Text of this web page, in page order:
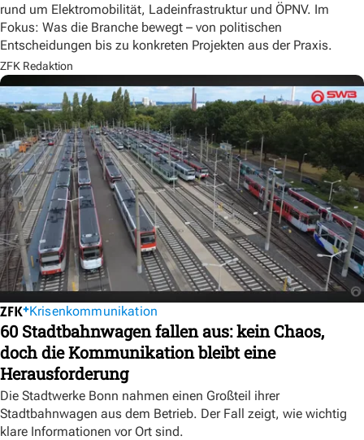
rund um Elektromobilität, Ladeinfrastruktur und ÖPNV. Im
Fokus: Was die Branche bewegt – von politischen
Entscheidungen bis zu konkreten Projekten aus der Praxis.
ZFK Redaktion
Krisenkommunikation
60 Stadtbahnwagen fallen aus: kein Chaos,
doch die Kommunikation bleibt eine
Herausforderung
Die Stadtwerke Bonn nahmen einen Großteil ihrer
Stadtbahnwagen aus dem Betrieb. Der Fall zeigt, wie wichtig
klare Informationen vor Ort sind.